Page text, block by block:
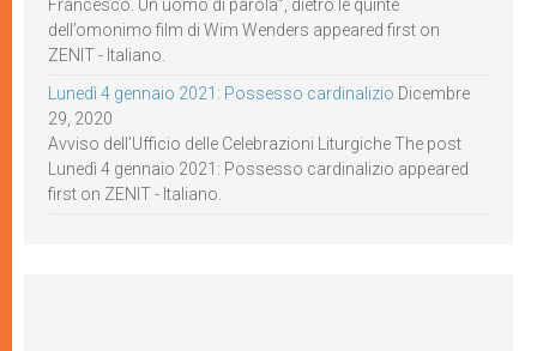
Francesco. Un uomo di parola”, dietro le quinte
dell’omonimo film di Wim Wenders appeared first on
ZENIT - Italiano.
Lunedì 4 gennaio 2021: Possesso cardinalizio Dicembre
29, 2020
Avviso dell’Ufficio delle Celebrazioni Liturgiche The post
Lunedì 4 gennaio 2021: Possesso cardinalizio appeared
first on ZENIT - Italiano.